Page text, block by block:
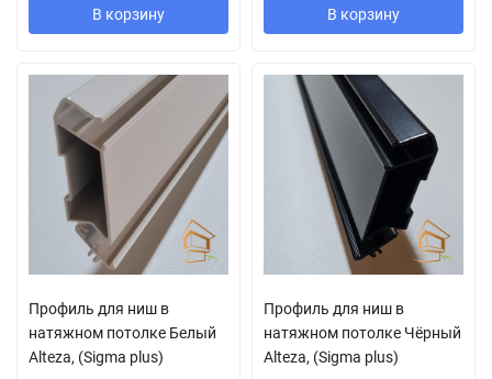
В корзину В корзину
Профиль для ниш в
натяжном потолке Белый
Alteza, (Sigma plus)
Профиль для ниш в
натяжном потолке Чёрный
Alteza, (Sigma plus)